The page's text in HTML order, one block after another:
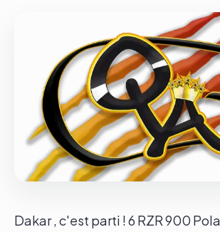
Actualités
Le groupe
Contact
Dakar , c'est parti ! 6 RZR 900